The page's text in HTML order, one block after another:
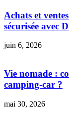
Achats et
sécurisée avec
juin 6, 2026
Vie nomade :
camping-car ?
mai 30, 2026